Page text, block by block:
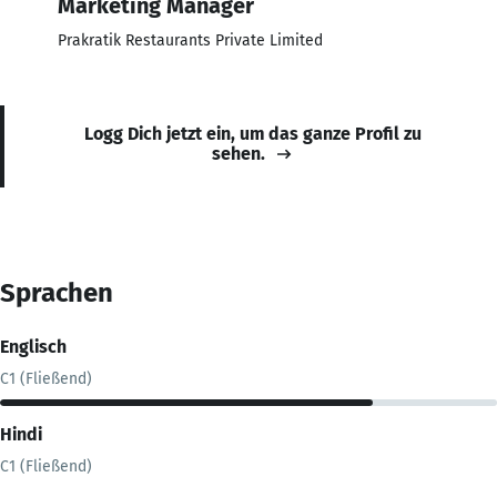
Prakratik Restaurants Private Limited
Logg Dich jetzt ein, um das ganze Profil zu
sehen.
Sprachen
Englisch
C1 (Fließend)
Hindi
C1 (Fließend)